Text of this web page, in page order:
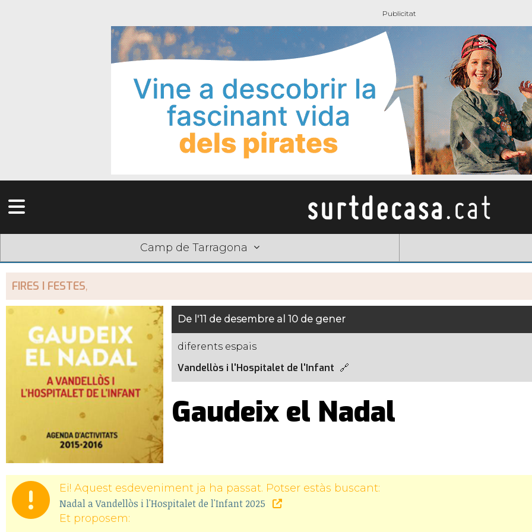
Camp de Tarragona
FIRES I FESTES,
De l'11 de desembre al 10 de gener
diferents espais
Vandellòs i l'Hospitalet de l'Infant
Gaudeix el Nadal
Ei! Aquest esdeveniment ja ha passat. Potser estàs buscant:
Nadal a Vandellòs i l'Hospitalet de l'Infant 2025
Et proposem: